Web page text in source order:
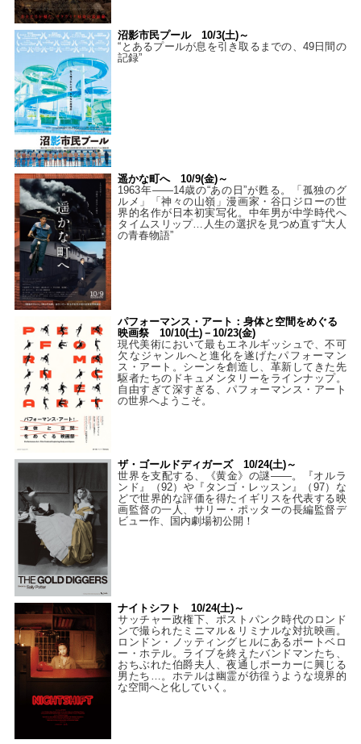
沼影市民プール 10/3(土)～
“とあるプールが息を引き取るまでの、49日間の
記録”
遥かな町へ 10/9(金)～
1963年――14歳の“あの日”が甦る。「孤独のグ
ルメ」「神々の山嶺」漫画家・谷口ジローの世
界的名作が日本初実写化。中年男が中学時代へ
タイムスリップ…人生の選択を見つめ直す“大人
の青春物語”
パフォーマンス・アート：身体と空間をめぐる
映画祭 10/10(土)－10/23(金)
現代美術において最もエネルギッシュで、不可
欠なジャンルへと進化を遂げたパフォーマン
ス・アート。シーンを創造し、革新してきた先
駆者たちのドキュメンタリーをラインナップ。
自由すぎて深すぎる、パフォーマンス・アート
の世界へようこそ。
ザ・ゴールドディガーズ 10/24(土)～
世界を支配する、《黄金》の謎――。『オルラ
ンド』（92）や『タンゴ・レッスン』（97）な
どで世界的な評価を得たイギリスを代表する映
画監督の一人、サリー・ポッターの長編監督デ
ビュー作、国内劇場初公開！
ナイトシフト 10/24(土)～
サッチャー政権下、ポストパンク時代のロンド
ンで撮られたミニマル＆リミナルな対抗映画。
ロンドン・ノッティングヒルにあるポートベロ
ー・ホテル。ライブを終えたバンドマンたち、
おちぶれた伯爵夫人、夜通しポーカーに興じる
男たち…。ホテルは幽霊が彷徨うような境界的
な空間へと化していく。